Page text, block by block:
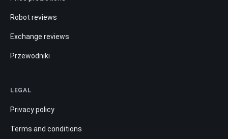
Robot reviews
Exchange reviews
Przewodniki
LEGAL
Privacy policy
Terms and conditions